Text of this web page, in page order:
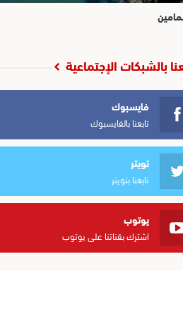
بالشبكات الإجتماعية
فايسبوك
تابعنا بالفايسبوك
تويتر
تابعنا بتويتر
يوتوب
اشترك بقناتنا على يوتوب